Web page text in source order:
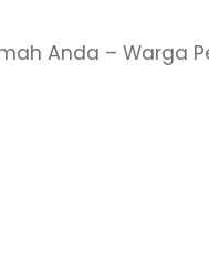
Anda – Warga